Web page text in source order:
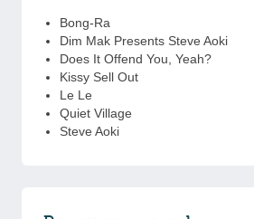
Bong-Ra
Dim Mak Presents Steve Aoki
Does It Offend You, Yeah?
Kissy Sell Out
Le Le
Quiet Village
Steve Aoki